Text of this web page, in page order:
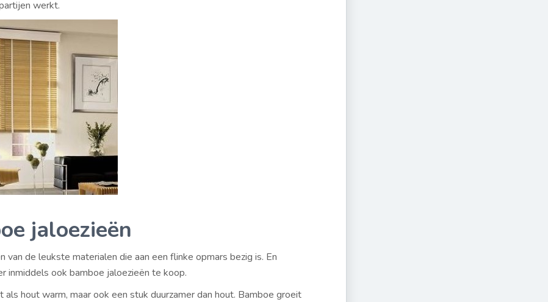
werkt.
jaloezieën
van de leukste materialen die aan een flinke opmars bezig is. En
inmiddels ook bamboe jaloezieën te koop.
als hout warm, maar ook een stuk duurzamer dan hout. Bamboe groeit